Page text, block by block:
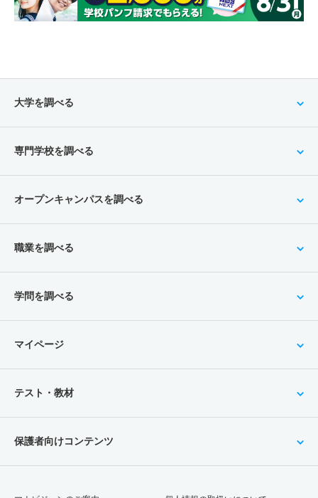
大学を調べる
専門学校を調べる
オープンキャンパスを調べる
職業を調べる
学問を調べる
マイページ
テスト・教材
保護者向けコンテンツ